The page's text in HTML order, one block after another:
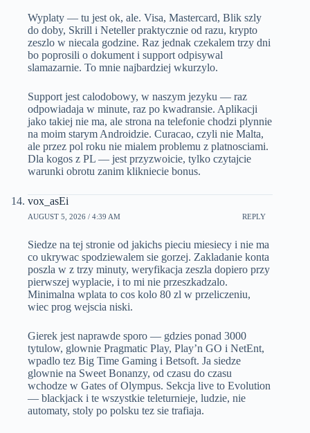
Wyplaty — tu jest ok, ale. Visa, Mastercard, Blik szly
do doby, Skrill i Neteller praktycznie od razu, krypto
zeszlo w niecala godzine. Raz jednak czekalem trzy dni
bo poprosili o dokument i support odpisywal
slamazarnie. To mnie najbardziej wkurzylo.
Support jest calodobowy, w naszym jezyku — raz
odpowiadaja w minute, raz po kwadransie. Aplikacji
jako takiej nie ma, ale strona na telefonie chodzi plynnie
na moim starym Androidzie. Curacao, czyli nie Malta,
ale przez pol roku nie mialem problemu z platnosciami.
Dla kogos z PL — jest przyzwoicie, tylko czytajcie
warunki obrotu zanim klikniecie bonus.
vox_asEi
AUGUST 5, 2026 / 4:39 AM REPLY
Siedze na tej stronie od jakichs pieciu miesiecy i nie ma
co ukrywac spodziewalem sie gorzej. Zakladanie konta
poszla w z trzy minuty, weryfikacja zeszla dopiero przy
pierwszej wyplacie, i to mi nie przeszkadzalo.
Minimalna wplata to cos kolo 80 zl w przeliczeniu,
wiec prog wejscia niski.
Gierek jest naprawde sporo — gdzies ponad 3000
tytulow, glownie Pragmatic Play, Play’n GO i NetEnt,
wpadlo tez Big Time Gaming i Betsoft. Ja siedze
glownie na Sweet Bonanzy, od czasu do czasu
wchodze w Gates of Olympus. Sekcja live to Evolution
— blackjack i te wszystkie teleturnieje, ludzie, nie
automaty, stoly po polsku tez sie trafiaja.